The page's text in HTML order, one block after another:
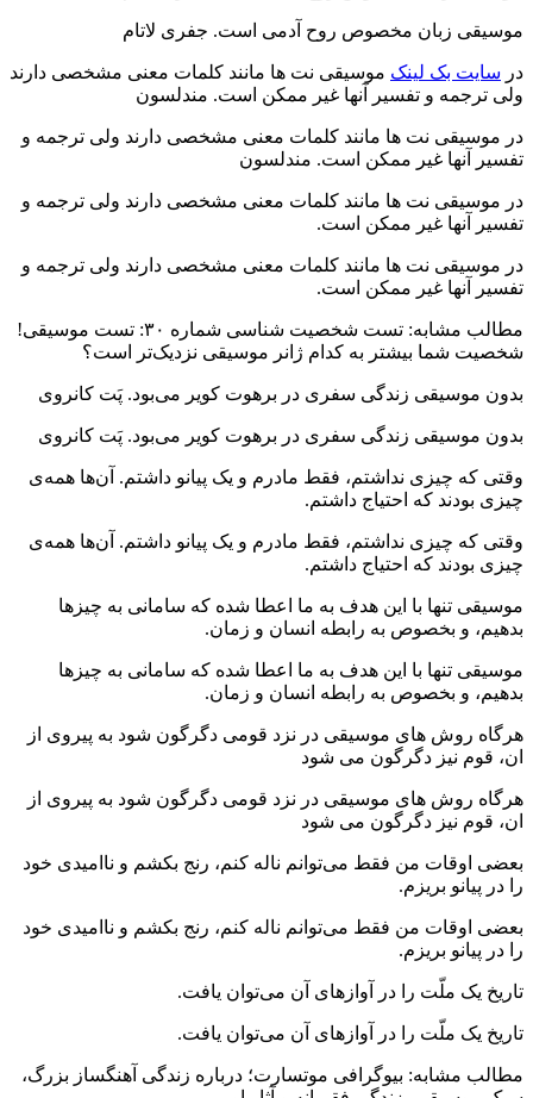
موسیقی زبان مخصوص روح آدمی است. جفری لاتام
در سایت بک لینک موسیقی نت ها مانند کلمات معنی مشخصی دارند
ولی ترجمه و تفسیر آنها غیر ممکن است. مندلسون
در موسیقی نت ها مانند کلمات معنی مشخصی دارند ولی ترجمه و
تفسیر آنها غیر ممکن است. مندلسون
در موسیقی نت ها مانند کلمات معنی مشخصی دارند ولی ترجمه و
تفسیر آنها غیر ممکن است.
در موسیقی نت ها مانند کلمات معنی مشخصی دارند ولی ترجمه و
تفسیر آنها غیر ممکن است.
مطالب مشابه: تست شخصیت شناسی شماره ۳۰: تست موسیقی!
شخصیت شما بیشتر به کدام ژانر موسیقی نزدیک‌تر است؟
بدون موسیقی زندگی سفری در برهوت کویر می‌بود. پَت کانروی
بدون موسیقی زندگی سفری در برهوت کویر می‌بود. پَت کانروی
وقتی که چیزی نداشتم، فقط مادرم و یک پیانو داشتم. آن‌ها همه‌ی
چیزی بودند که احتیاج داشتم.
وقتی که چیزی نداشتم، فقط مادرم و یک پیانو داشتم. آن‌ها همه‌ی
چیزی بودند که احتیاج داشتم.
موسیقی تنها با این هدف به ما اعطا شده که سامانی به چیزها
بدهیم، و بخصوص به رابطه انسان و زمان.
موسیقی تنها با این هدف به ما اعطا شده که سامانی به چیزها
بدهیم، و بخصوص به رابطه انسان و زمان.
هرگاه روش های موسیقی در نزد قومی دگرگون شود به پیروی از
ان، قوم نیز دگرگون می شود
هرگاه روش های موسیقی در نزد قومی دگرگون شود به پیروی از
ان، قوم نیز دگرگون می شود
بعضی اوقات من فقط می‌توانم ناله کنم، رنج بکشم و ناامیدی خود
را در پیانو بریزم.
بعضی اوقات من فقط می‌توانم ناله کنم، رنج بکشم و ناامیدی خود
را در پیانو بریزم.
تاریخ یک ملّت را در آوازهای آن می‌توان یافت.
تاریخ یک ملّت را در آوازهای آن می‌توان یافت.
مطالب مشابه: بیوگرافی موتسارت؛ درباره زندگی آهنگساز بزرگ،